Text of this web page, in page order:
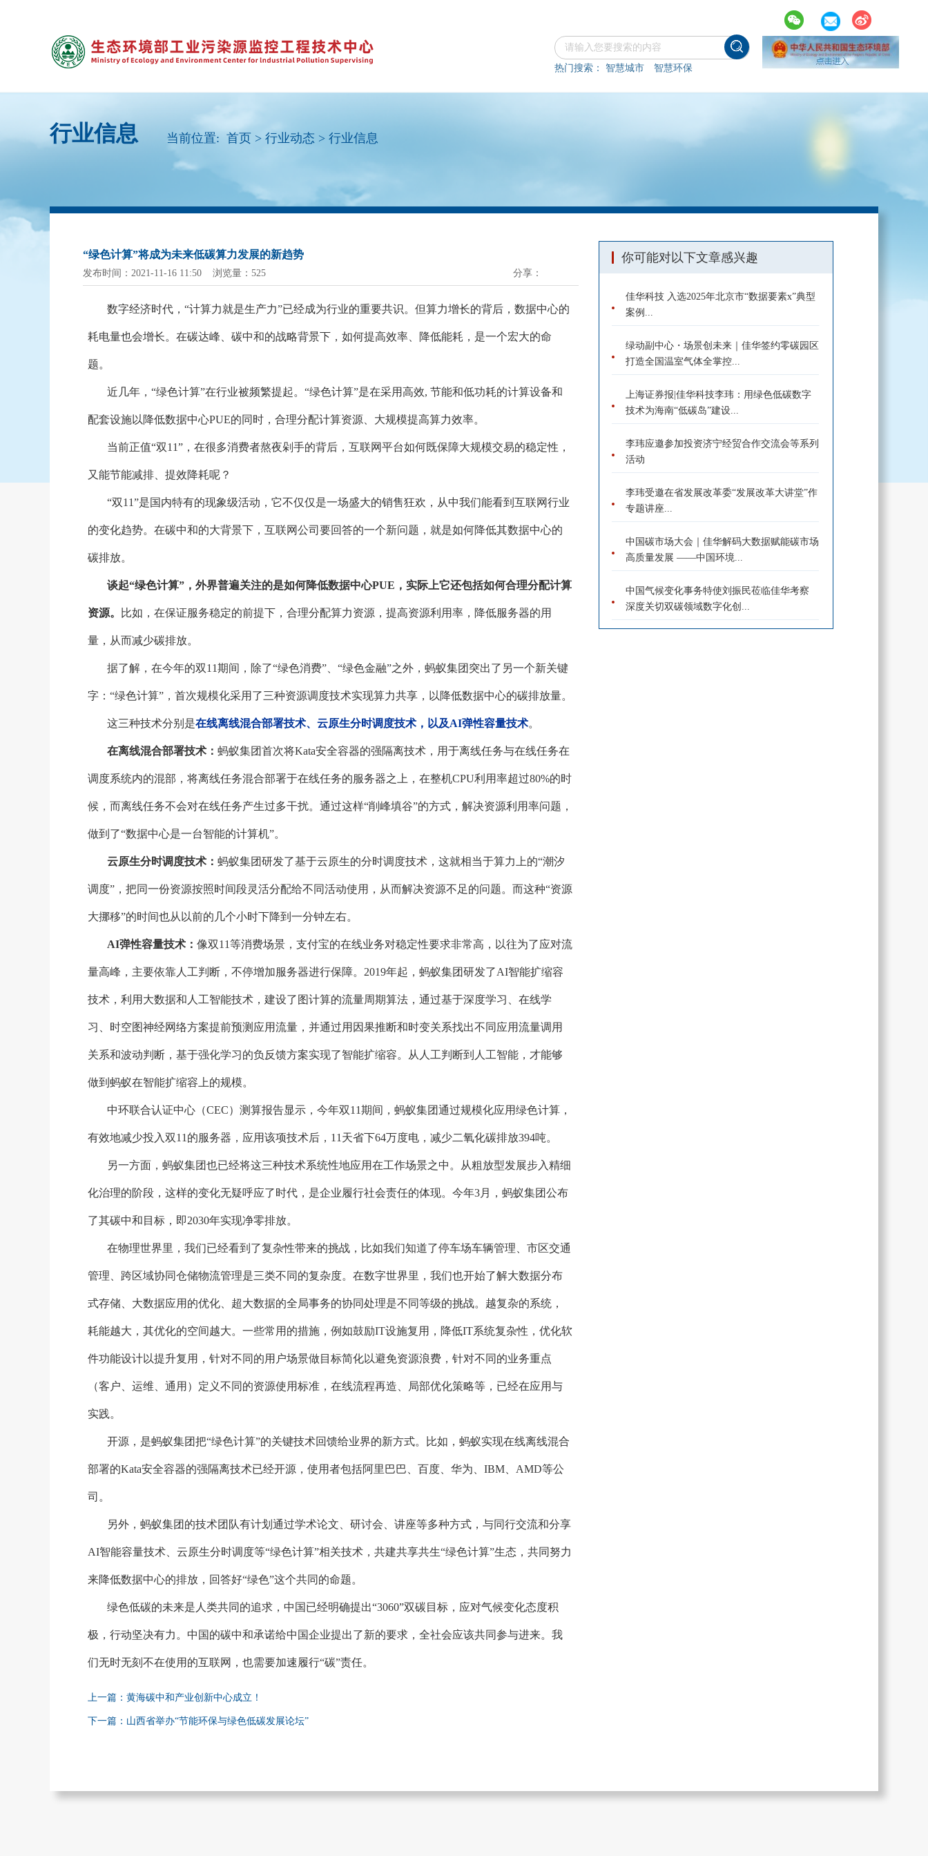
热门搜索： 智慧城市 智慧环保
行业信息 当前位置: 首页 > 行业动态 > 行业信息
“绿色计算”将成为未来低碳算力发展的新趋势
发布时间：2021-11-16 11:50 浏览量：525 分享：
数字经济时代， “计算力就是生产力”已经成为行业的重要共识。但算力增长的背后，数据中心的
耗电量也会增长。在碳达峰、碳中和的战略背景下，如何提高效率、降低能耗，是一个宏大的命
题。
近几年， “绿色计算”在行业被频繁提起。“绿色计算”是在采用高效, 节能和低功耗的计算设备和
配套设施以降低数据中心PUE的同时，合理分配计算资源、大规模提高算力效率。
当前正值“双11”，在很多消费者熬夜剁手的背后，互联网平台如何既保障大规模交易的稳定性，
又能节能减排、提效降耗呢？
“双11”是国内特有的现象级活动，它不仅仅是一场盛大的销售狂欢，从中我们能看到互联网行业
的变化趋势。在碳中和的大背景下，互联网公司要回答的一个新问题，就是如何降低其数据中心的
碳排放。
谈起“绿色计算”，外界普遍关注的是如何降低数据中心PUE，实际上它还包括如何合理分配计算
资源。 比如，在保证服务稳定的前提下，合理分配算力资源，提高资源利用率，降低服务器的用
量，从而减少碳排放。
据了解，在今年的双11期间，除了“绿色消费”、“绿色金融”之外，蚂蚁集团突出了另一个新关键
字：“绿色计算”，首次规模化采用了三种资源调度技术实现算力共享，以降低数据中心的碳排放量。
这三种技术分别是在线离线混合部署技术、云原生分时调度技术，以及AI弹性容量技术。
在离线混合部署技术： 蚂蚁集团首次将Kata安全容器的强隔离技术，用于离线任务与在线任务在
调度系统内的混部，将离线任务混合部署于在线任务的服务器之上，在整机CPU利用率超过80%的时
候，而离线任务不会对在线任务产生过多干扰。通过这样“削峰填谷”的方式，解决资源利用率问题，
做到了“数据中心是一台智能的计算机”。
云原生分时调度技术： 蚂蚁集团研发了基于云原生的分时调度技术，这就相当于算力上的“潮汐
调度”，把同一份资源按照时间段灵活分配给不同活动使用，从而解决资源不足的问题。而这种“资源
大挪移”的时间也从以前的几个小时下降到一分钟左右。
AI弹性容量技术： 像双11等消费场景，支付宝的在线业务对稳定性要求非常高，以往为了应对流
量高峰，主要依靠人工判断，不停增加服务器进行保障。2019年起，蚂蚁集团研发了AI智能扩缩容
技术，利用大数据和人工智能技术，建设了图计算的流量周期算法，通过基于深度学习、在线学
习、时空图神经网络方案提前预测应用流量，并通过用因果推断和时变关系找出不同应用流量调用
关系和波动判断，基于强化学习的负反馈方案实现了智能扩缩容。从人工判断到人工智能，才能够
做到蚂蚁在智能扩缩容上的规模。
中环联合认证中心（CEC）测算报告显示，今年双11期间，蚂蚁集团通过规模化应用绿色计算，
有效地减少投入双11的服务器，应用该项技术后，11天省下64万度电，减少二氧化碳排放394吨。
另一方面，蚂蚁集团也已经将这三种技术系统性地应用在工作场景之中。从粗放型发展步入精细
化治理的阶段，这样的变化无疑呼应了时代，是企业履行社会责任的体现。今年3月，蚂蚁集团公布
了其碳中和目标，即2030年实现净零排放。
在物理世界里，我们已经看到了复杂性带来的挑战，比如我们知道了停车场车辆管理、市区交通
管理、跨区域协同仓储物流管理是三类不同的复杂度。在数字世界里，我们也开始了解大数据分布
式存储、大数据应用的优化、超大数据的全局事务的协同处理是不同等级的挑战。越复杂的系统，
耗能越大，其优化的空间越大。一些常用的措施，例如鼓励IT设施复用，降低IT系统复杂性，优化软
件功能设计以提升复用，针对不同的用户场景做目标简化以避免资源浪费，针对不同的业务重点
（客户、运维、通用）定义不同的资源使用标准，在线流程再造、局部优化策略等，已经在应用与
实践。
开源，是蚂蚁集团把“绿色计算”的关键技术回馈给业界的新方式。比如，蚂蚁实现在线离线混合
部署的Kata安全容器的强隔离技术已经开源，使用者包括阿里巴巴、百度、华为、IBM、AMD等公
司。
另外，蚂蚁集团的技术团队有计划通过学术论文、研讨会、讲座等多种方式，与同行交流和分享
AI智能容量技术、云原生分时调度等“绿色计算”相关技术，共建共享共生“绿色计算”生态，共同努力
来降低数据中心的排放，回答好“绿色”这个共同的命题。
绿色低碳的未来是人类共同的追求，中国已经明确提出“3060”双碳目标，应对气候变化态度积
极，行动坚决有力。中国的碳中和承诺给中国企业提出了新的要求，全社会应该共同参与进来。我
们无时无刻不在使用的互联网，也需要加速履行“碳”责任。
上一篇：黄海碳中和产业创新中心成立！
下一篇：山西省举办“节能环保与绿色低碳发展论坛”
你可能对以下文章感兴趣
佳华科技 入选2025年北京市“数据要素x”典型
案例...
绿动副中心・场景创未来｜佳华签约零碳园区
打造全国温室气体全掌控...
上海证券报|佳华科技李玮：用绿色低碳数字
技术为海南“低碳岛”建设...
李玮应邀参加投资济宁经贸合作交流会等系列
活动
李玮受邀在省发展改革委“发展改革大讲堂”作
专题讲座...
中国碳市场大会｜佳华解码大数据赋能碳市场
高质量发展 ——中国环境...
中国气候变化事务特使刘振民莅临佳华考察
深度关切双碳领域数字化创...